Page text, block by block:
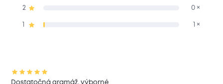
2 0 ×
1 ×
Dostatočná gramáž, výborné